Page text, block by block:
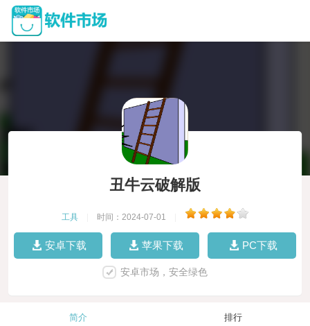
丑牛云破解版
工具 时间：2024-07-01
安卓下载 苹果下载 PC下载
安卓市场，安全绿色
简介 排行